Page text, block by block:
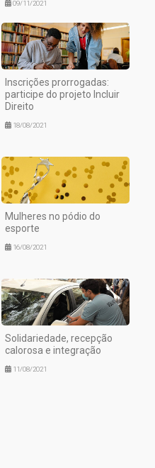
09/11/2021
Inscrições prorrogadas:
participe do projeto Incluir
Direito
18/08/2021
Mulheres no pódio do
esporte
16/08/2021
Solidariedade, recepção
calorosa e integração
11/08/2021